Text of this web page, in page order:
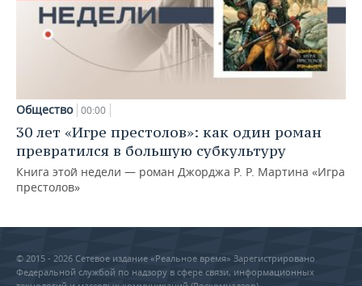
Общество 00:00
30 лет «Игре престолов»: как один роман
превратился в большую субкультуру
Книга этой недели — роман Джорджа Р. Р. Мартина «Игра
престолов»
© 2015 - 2026 Сетевое издание «Реальное время» Зарегистрировано
Федеральной службой по надзору в сфере связи, информационных